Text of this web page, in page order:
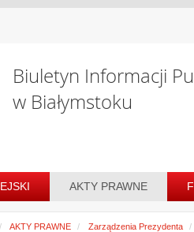
Biuletyn Informacji
w Białymstoku
AKTY PRAWNE
AKTY PRAWNE Zarządzenia Prezydenta